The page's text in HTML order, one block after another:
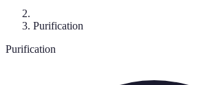
Purification
Purification